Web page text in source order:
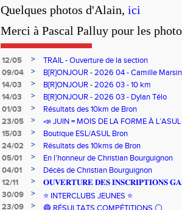
Quelques photos d'Alain, ici
Merci à Pascal Palluy pour les
12/05 >
TRAIL - Ouverture de la section
09/04
>
B[R]ONJOUR - 2026 04 - Camille Marsin
14/03
>
B[R]ONJOUR - 2026 03 - 10 km
14/03
>
B[R]ONJOUR - 2026 03 - Dylan Télo
01/03
>
Résultats des 10km de Bron
23/05
>
📣 JUIN = MOIS DE LA FORME À
15/03
>
Boutique ESL/ASUL Bron
24/02
>
Résultats des 10kms de Bron
05/01
>
En l’honneur de Christian Bourguignon
04/01
>
Décès de Christian Bourguignon
12/11
>
𝐎𝐔𝐕𝐄𝐑𝐓𝐔𝐑𝐄 𝐃𝐄𝐒 𝐈𝐍𝐒𝐂𝐑𝐈𝐏𝐓𝐈𝐎𝐍𝐒
30/09
>
⭐️ INTERCLUBS JEUNES ⭐️
23/09
>